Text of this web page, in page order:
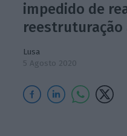
impedido de
Lusa
5 Agosto 2020